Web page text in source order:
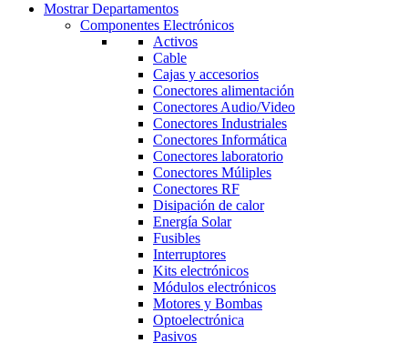
Mostrar Departamentos
Componentes Electrónicos
Activos
Cable
Cajas y accesorios
Conectores alimentación
Conectores Audio/Video
Conectores Industriales
Conectores Informática
Conectores laboratorio
Conectores Múliples
Conectores RF
Disipación de calor
Energía Solar
Fusibles
Interruptores
Kits electrónicos
Módulos electrónicos
Motores y Bombas
Optoelectrónica
Pasivos